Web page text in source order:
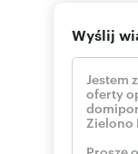
Wyślij